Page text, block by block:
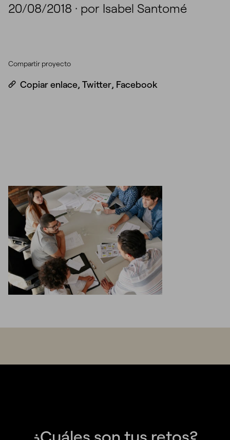
20/08/2018 · por Isabel Santomé
Compartir proyecto
Copiar enlace, Twitter, Facebook